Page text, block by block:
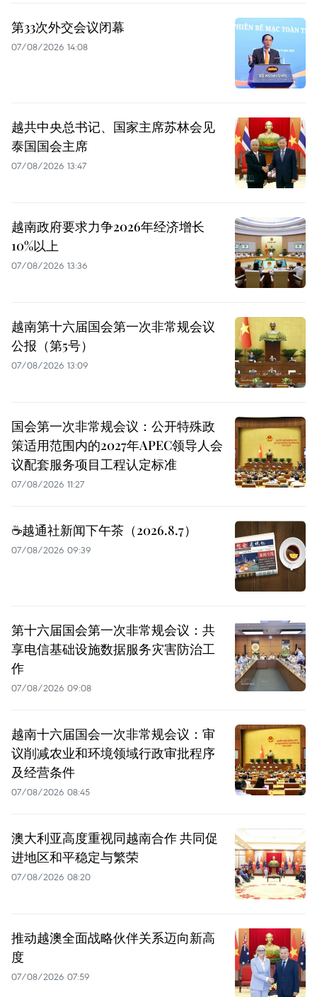
第33次外交会议闭幕
07/08/2026 14:08
越共中央总书记、国家主席苏林会见
泰国国会主席
07/08/2026 13:47
越南政府要求力争2026年经济增长
10%以上
07/08/2026 13:36
越南第十六届国会第一次非常规会议
公报（第5号）
07/08/2026 13:09
国会第一次非常规会议：公开特殊政
策适用范围内的2027年APEC领导人会
议配套服务项目工程认定标准
07/08/2026 11:27
☕️越通社新闻下午茶（2026.8.7）
07/08/2026 09:39
第十六届国会第一次非常规会议：共
享电信基础设施数据服务灾害防治工
作
07/08/2026 09:08
越南十六届国会一次非常规会议：审
议削减农业和环境领域行政审批程序
及经营条件
07/08/2026 08:45
澳大利亚高度重视同越南合作 共同促
进地区和平稳定与繁荣
07/08/2026 08:20
推动越澳全面战略伙伴关系迈向新高
度
07/08/2026 07:59